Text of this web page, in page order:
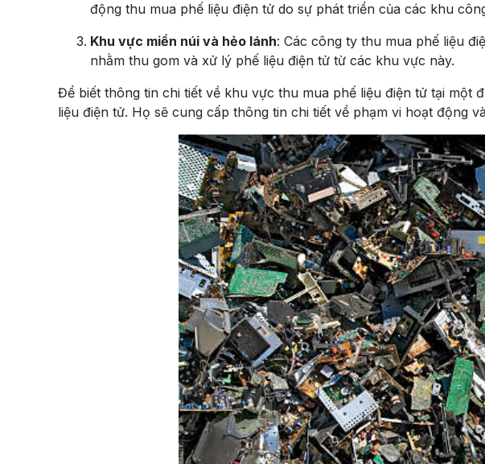
động thu mua phế liệu điện tử do sự phát triển của các khu
Khu vực miền núi và hẻo lánh: Các công ty thu mua phế liệu
nhằm thu gom và xử lý phế liệu điện tử từ các khu vực này.
Để biết thông tin chi tiết về khu vực thu mua phế liệu điện tử tại
liệu điện tử. Họ sẽ cung cấp thông tin chi tiết về phạm vi hoạt động